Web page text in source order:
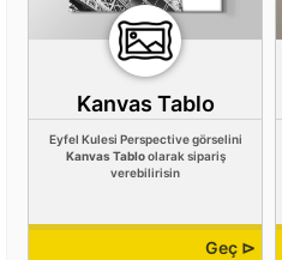
Kanvas Tablo
Eyfel Kulesi Perspective görselini
Kanvas Tabloolarak sipariş
verebilirisin
Geç ⊳